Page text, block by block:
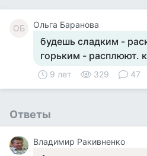
ОБ Ольга Баранова
будешь сладким -
горьким - расплюют.
9 лет 329 47
Ответы
Владимир Ракивненко